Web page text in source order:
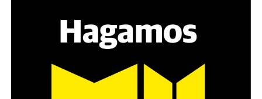
es a través del interrogante, que puedan encarnar la
pregunta», comparte Gonzalo, de 41 años.